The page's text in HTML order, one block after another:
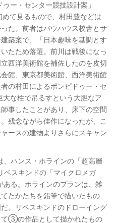
ー・センター競技設計案」
めて見るもので、村田豊などは
た。前者はバウハウス校舎とサ
築案で、「日本趣味を基調とす
たため落選。前川は戦後になっ
西洋美術館を補佐したのを皮切
館、東京都美術館、西洋美術館
の村田によるポンピドゥー・セ
な柱で吊るすという大胆なア
事したことがあり、床下の空間
残念ながら佳作になったが、こ
ースの建物よりさらにスキャン
ハンス・ホラインの「超高層
スキンドの「マイクロメガ
る。ホラインのプランは、雑
たかたちを鉛筆で描いたもの
。リベスキンドのドローイング
て③の作品として描かれたもの